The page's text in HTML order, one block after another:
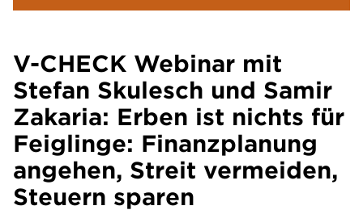
V-CHECK Webinar mit
Stefan Skulesch und Samir
Zakaria: Erben ist nichts für
Feiglinge: Finanzplanung
angehen, Streit vermeiden,
Steuern sparen